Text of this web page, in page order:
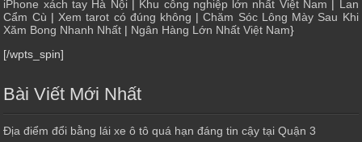
iPhone xách tay Hà Nội| Khu công nghiệp lớn nhất Việt Nam | Lan
Cẩm Cù | Xem tarot có đúng không |Chăm Sóc Lông Mày Sau Khi
Xăm Bong Nhanh Nhất | Ngân Hàng Lớn Nhất Việt Nam}
[/wpts_spin]
Bài Viết Mới Nhất
Địa điểm đổi bằng lái xe ô tô quá hạn đáng tin cậy tại Quận 3